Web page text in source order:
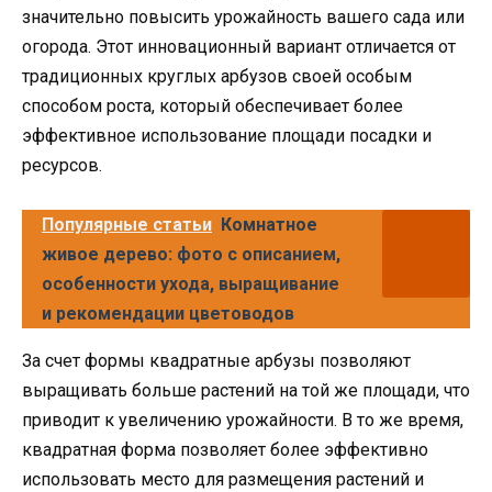
значительно повысить урожайность вашего сада или
огорода. Этот инновационный вариант отличается от
традиционных круглых арбузов своей особым
способом роста, который обеспечивает более
эффективное использование площади посадки и
ресурсов.
Популярные статьи Комнатное
живое дерево: фото с описанием,
особенности ухода, выращивание
и рекомендации цветоводов
За счет формы квадратные арбузы позволяют
выращивать больше растений на той же площади, что
приводит к увеличению урожайности. В то же время,
квадратная форма позволяет более эффективно
использовать место для размещения растений и